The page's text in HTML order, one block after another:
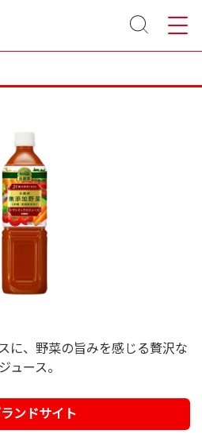
サイト
内検索
メニュ
ー
種の野菜100％ 915g ペ
に、野菜の旨みを感じる贅沢な
ュース。
ンドサイト